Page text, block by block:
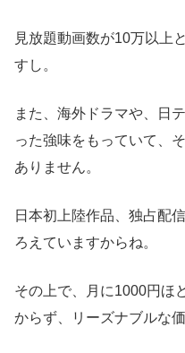
見放題動画数が10万以上
すし。
また、海外ドラマや、日
った強味をもっていて、
ありません。
日本初上陸作品、独占配
ろえていますからね。
その上で、月に1000円ほ
からず、リーズナブルな